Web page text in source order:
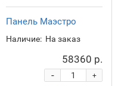
Панель Маэстро
Наличие: На заказ
58360 р.
+
-